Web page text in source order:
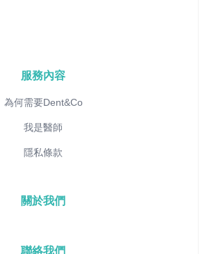
服務內容
為何需要Dent&Co
我是醫師
隱私條款
關於我們
聯絡我們